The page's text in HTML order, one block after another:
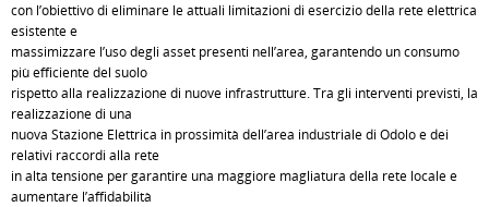
con l’obiettivo di eliminare le attuali limitazioni di esercizio della rete elettrica
esistente e
massimizzare l’uso degli asset presenti nell’area, garantendo un consumo
più efficiente del suolo
rispetto alla realizzazione di nuove infrastrutture. Tra gli interventi previsti, la
realizzazione di una
nuova Stazione Elettrica in prossimità dell’area industriale di Odolo e dei
relativi raccordi alla rete
in alta tensione per garantire una maggiore magliatura della rete locale e
aumentare l’affidabilità